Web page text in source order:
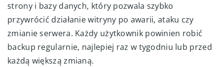
strony i bazy danych, który pozwala szybko
przywrócić działanie witryny po awarii, ataku czy
zmianie serwera. Każdy użytkownik powinien robić
backup regularnie, najlepiej raz w tygodniu lub przed
każdą większą zmianą.